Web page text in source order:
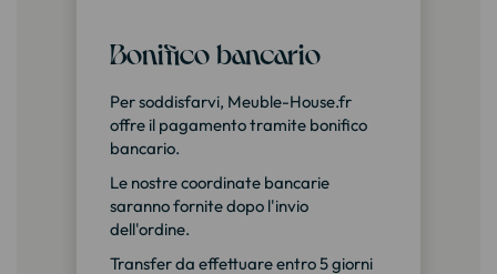
Bonifico bancario
Per soddisfarvi, Meuble-House.fr
offre il pagamento tramite bonifico
bancario.
Le nostre coordinate bancarie
saranno fornite dopo l'invio
dell'ordine.
Transfer da effettuare entro 5 giorni